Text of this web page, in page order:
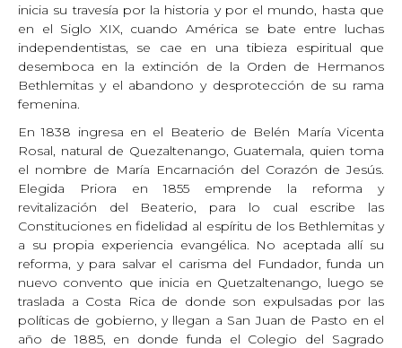
inicia su travesía por la historia y por el mundo, hasta que
en el Siglo XIX, cuando América se bate entre luchas
independentistas, se cae en una tibieza espiritual que
desemboca en la extinción de la Orden de Hermanos
Bethlemitas y el abandono y desprotección de su rama
femenina.
En 1838 ingresa en el Beaterio de Belén María Vicenta
Rosal, natural de Quezaltenango, Guatemala, quien toma
el nombre de María Encarnación del Corazón de Jesús.
Elegida Priora en 1855 emprende la reforma y
revitalización del Beaterio, para lo cual escribe las
Constituciones en fidelidad al espíritu de los Bethlemitas y
a su propia experiencia evangélica. No aceptada allí su
reforma, y para salvar el carisma del Fundador, funda un
nuevo convento que inicia en Quetzaltenango, luego se
traslada a Costa Rica de donde son expulsadas por las
políticas de gobierno, y llegan a San Juan de Pasto en el
año de 1885, en donde funda el Colegio del Sagrado